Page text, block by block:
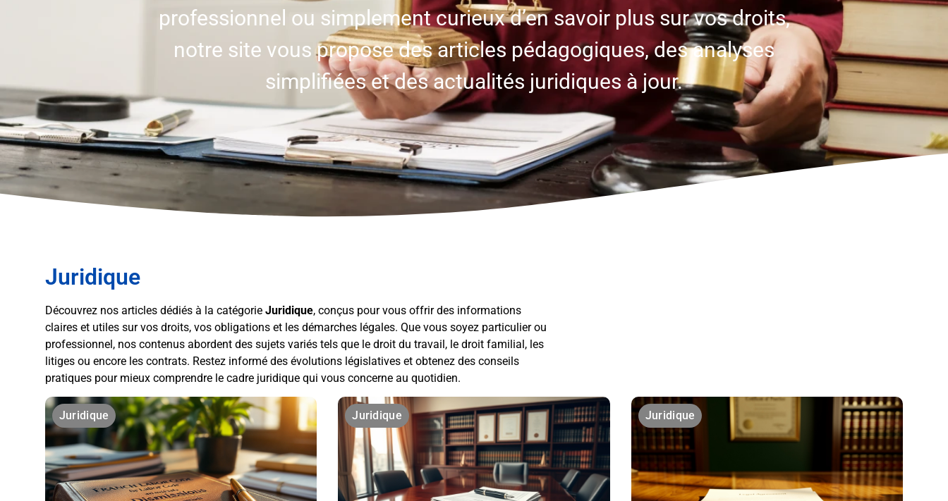
professionnel ou simplement curieux d’en savoir plus sur vos droits,
notre site vous propose des articles pédagogiques, des analyses
simplifiées et des actualités juridiques à jour.
Juridique
Découvrez nos articles dédiés à la catégorie Juridique, conçus pour vous offrir des informations
claires et utiles sur vos droits, vos obligations et les démarches légales. Que vous soyez particulier ou
professionnel, nos contenus abordent des sujets variés tels que le droit du travail, le droit familial, les
litiges ou encore les contrats. Restez informé des évolutions législatives et obtenez des conseils
pratiques pour mieux comprendre le cadre juridique qui vous concerne au quotidien.
Juridique Juridique Juridique